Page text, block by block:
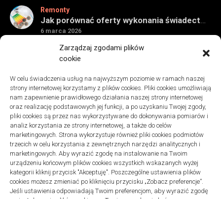
Zarządzaj zgodami plików
cookie
W celu świadczenia usług na najwyższym poziomie w ramach naszej
strony internetowej korzystamy z plików cookies. Pliki cookies umożliwiają
nam zapewnienie prawidłowego działania naszej strony internetowej
oraz realizację podstawowych jej funkcji, a po uzyskaniu Twojej zgody,
pliki cookies są przez nas wykorzystywane do dokonywania pomiarów i
analiz korzystania ze strony internetowej, a także do celów
marketingowych. Strona wykorzystuje również pliki cookies podmiotów
trzecich w celu korzystania z zewnętrznych narzędzi analitycznych i
marketingowych. Aby wyrazić zgodę na instalowanie na Twoim
urządzeniu końcowym plików cookies wszystkich wskazanych wyżej
kategorii kliknij przycisk "Akceptuję". Poszczególne ustawienia plików
cookies możesz zmieniać po kliknięciu przycisku „Zobacz preferencje”.
Jeśli ustawienia odpowiadają Twoim preferencjom, aby wyrazić zgodę
Remonty
Jak porównać oferty wykonania świadectwa energetycznego bez wpadek
6 marca 2026
Remonty
Znaczenie detali montażowych w codziennej pracy technicznej
Remonty
Podłogi winylowe – jakie mają zalety w porównaniu z drewnianymi
2 listopada 2025
Polityka plików cookies (EU)|Polityka prywatności